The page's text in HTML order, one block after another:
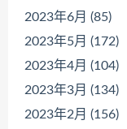
2023年6月 (85)
2023年5月 (172)
2023年4月 (104)
2023年3月 (134)
2023年2月 (156)